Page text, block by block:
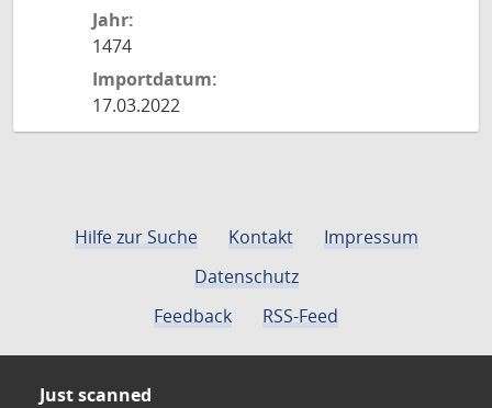
Jahr:
1474
Importdatum:
17.03.2022
Hilfe zur Suche Kontakt
Impressum
Datenschutz
Feedback
RSS-Feed
Just scanned